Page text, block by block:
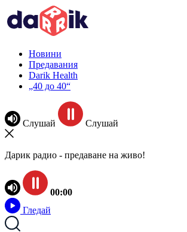
Новини
Предавания
Darik Health
„40 до 40“
Слушай Слушай
Дарик радио - предаване на живо!
00:00
Гледай